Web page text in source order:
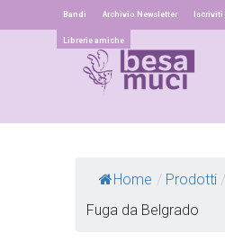
Bandi Archivio Newsletter Iscriviti
Librerie amiche
Home / Prodotti /
Fuga da Belgrado